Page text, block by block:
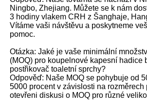
Ningbo, Zhejiang. Můžete se k nám
3 hodiny vlakem CRH z Šanghaje,
Vítáme vaši návštěvu a poskytneme
pomoc.
Otázka: Jaké je vaše minimální
(MOQ) pro koupelnové kapesní hadice
postřikovač toaletní sprchy?
Odpověď: Naše MOQ se pohybuje od
5000 procent v závislosti na rozměrech
otevřeni diskusi o MOQ pro různé